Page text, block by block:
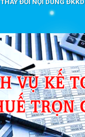
THAY ĐỔI NỘI DUNG ĐKKD